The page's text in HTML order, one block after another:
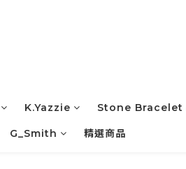
K.Yazzie Stone Bracelet
G_Smith 精選商品